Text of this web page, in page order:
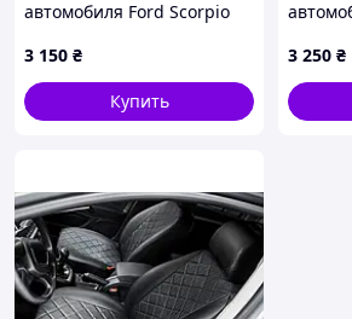
автомобиля Ford Scorpio
3 150 ₴
Купить
3 250 ₴